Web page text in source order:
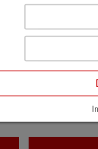
vom Arbeits-
und
arbeitenden